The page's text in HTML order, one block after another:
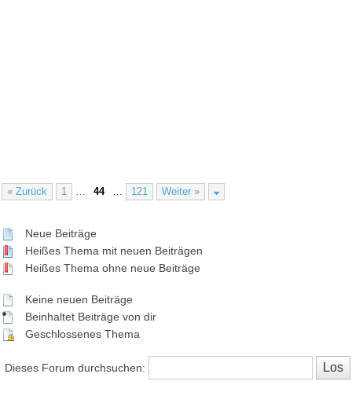
« Zurück 1 44 121 Weiter »
Neue Beiträge
Heißes Thema mit neuen Beiträgen
Heißes Thema ohne neue Beiträge
Keine neuen Beiträge
Beinhaltet Beiträge von dir
Geschlossenes Thema
Dieses Forum durchsuchen: